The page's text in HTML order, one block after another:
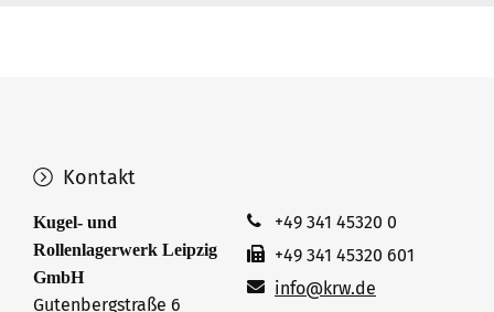
Kontakt
Kugel- und
Rollenlagerwerk Leipzig
GmbH
Gutenbergstraße 6
+49 341 45320 0
+49 341 45320 601
info@krw.de